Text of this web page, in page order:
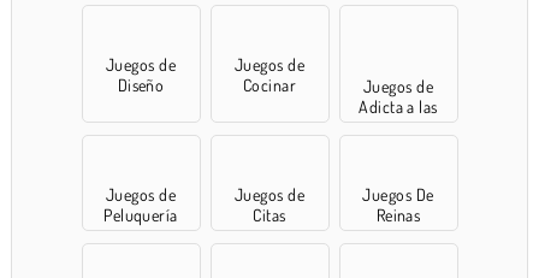
Juegos de
Diseño
Juegos de
Cocinar
Juegos de
Adicta a las
compras
Juegos de
Peluquería
Juegos de
Citas
Juegos De
Reinas